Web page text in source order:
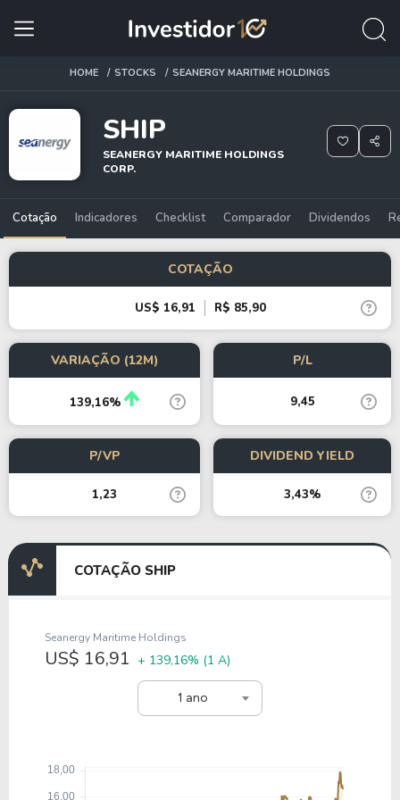
HOME STOCKS SEANERGY MARITIME HOLDINGS
SHIP
SEANERGY MARITIME HOLDINGS
CORP.
Cotação Indicadores Checklist Comparador Dividendos
COTAÇÃO
US$ 16,91 R$ 85,90
VARIAÇÃO (12M)
139,16%
P/L
9,45
P/VP
1,23
DIVIDEND YIELD
3,43%
COTAÇÃO SHIP
1 ano
Seanergy Maritime Holdings
US$ 16,91 + 139,16% (1 A)